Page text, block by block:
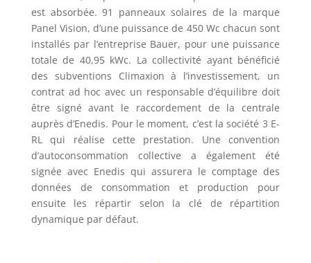
est absorbée. 91 panneaux solaires de la marque
Panel Vision, d’une puissance de 450 Wc chacun sont
installés par l’entreprise Bauer, pour une puissance
totale de 40,95 kWc. La collectivité ayant bénéficié
des subventions Climaxion à l’investissement, un
contrat ad hoc avec un responsable d’équilibre doit
être signé avant le raccordement de la centrale
auprès d’Enedis. Pour le moment, c’est la société 3 E-
RL qui réalise cette prestation. Une convention
d’autoconsommation collective a également été
signée avec Enedis qui assurera le comptage des
données de consommation et production pour
ensuite les répartir selon la clé de répartition
dynamique par défaut.